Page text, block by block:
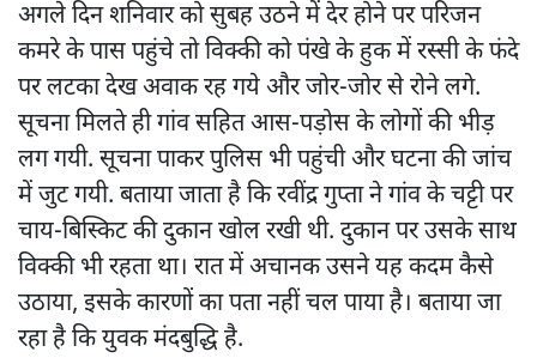
अगले दिन शनिवार को सुबह उठने में देर होने पर परिजन
कमरे के पास पहुंचे तो विक्की को पंखे के हुक में रस्सी के फंदे
पर लटका देख अवाक रह गये और जोर-जोर से रोने लगे.
सूचना मिलते ही गांव सहित आस-पड़ोस के लोगों की भीड़
लग गयी. सूचना पाकर पुलिस भी पहुंची और घटना की जांच
में जुट गयी. बताया जाता है कि रवींद्र गुप्ता ने गांव के चट्टी पर
चाय-बिस्किट की दुकान खोल रखी थी. दुकान पर उसके साथ
विक्की भी रहता था। रात में अचानक उसने यह कदम कैसे
उठाया, इसके कारणों का पता नहीं चल पाया है। बताया जा
रहा है कि युवक मंदबुद्धि है.